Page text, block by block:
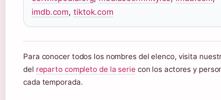
imdb.com,tiktok.com
Para conocer todos los nombres del elenco, visita
del reparto completo de la serie con los actores y
cada temporada.